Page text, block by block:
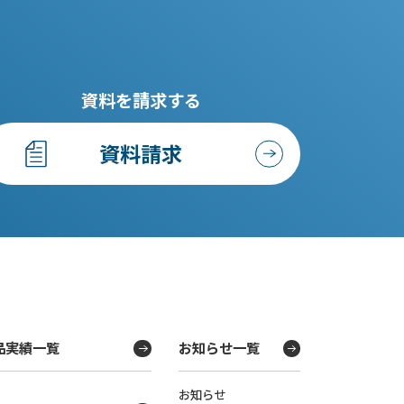
資料を請求する
資料請求
実績一覧 お知らせ一覧
お知らせ